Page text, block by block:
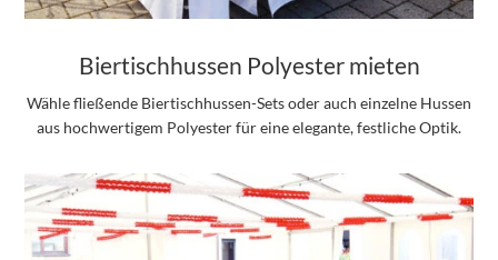
Biertischhussen Polyester mieten
Wähle fließende Biertischhussen-Sets oder auch einzelne Hussen
aus hochwertigem Polyester für eine elegante, festliche Optik.